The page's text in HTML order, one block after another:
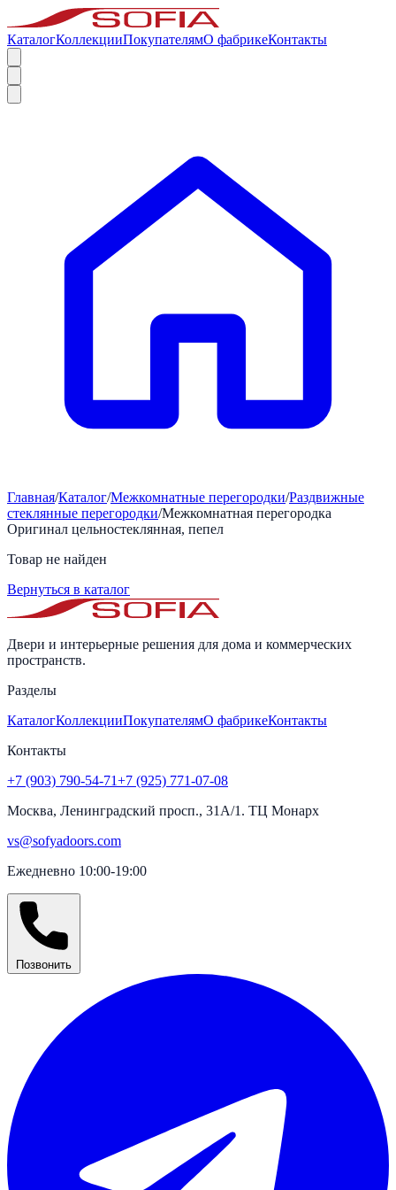
КаталогКоллекцииПокупателямО фабрикеКонтакты
Главная/Каталог/Межкомнатные перегородки/Раздвижные
стеклянные перегородки/Межкомнатная перегородка
Оригинал цельностеклянная, пепел
Товар не найден
Вернуться в каталог
Двери и интерьерные решения для дома и коммерческих
пространств.
Разделы
КаталогКоллекцииПокупателямО фабрикеКонтакты
Контакты
+7 (903) 790-54-71+7 (925) 771-07-08
Москва, Ленинградский просп., 31А/1. ТЦ Монарх
vs@sofyadoors.com
Ежедневно 10:00-19:00
Позвонить